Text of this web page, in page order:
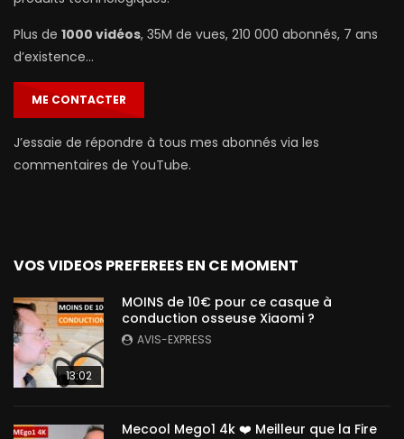
Plus de 1000 vidéos, 35M de vues, 210 000 abonnés, 7 ans
d’existence…
ME CONTACTER
J’essaie de répondre à tous mes abonnés via les
commentaires de YouTube.
VOS VIDEOS PREFEREES EN CE MOMENT
13:02
MOINS de 10€ pour ce casque à
conduction osseuse Xiaomi ?
AVIS-EXPRESS
Mecool Mego1 4k ❤️ Meilleur que la Fire